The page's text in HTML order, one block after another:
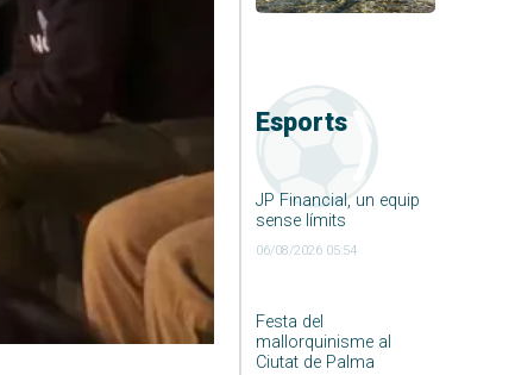
Esports
JP Financial, un equip
sense límits
06/08/2026 05:54
Festa del
mallorquinisme al
Ciutat de Palma